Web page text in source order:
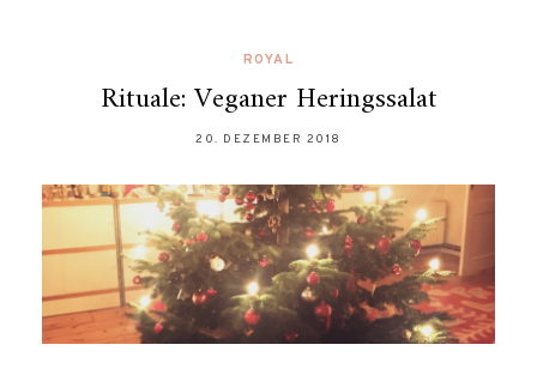
ROYAL
Rituale: Veganer Heringssalat
20. DEZEMBER 2018